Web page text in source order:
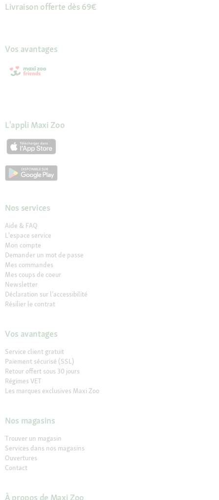
Livraison offerte dès 69€
Vos avantages
L'appli Maxi Zoo
Nos services
Aide & FAQ
L'espace service
Mon compte
Demander un mot de passe
Mes commandes
Mes coups de coeur
Newsletter
Déclaration sur l’accessibilité
Résilier le contrat
Vos avantages
Service client gratuit
Paiement sécurisé (SSL)
Retour offert sous 30 jours
Régimes VET
Les marques exclusives Maxi Zoo
Nos magasins
Trouver un magasin
Services dans nos magasins
Ouvertures
Contact
À propos de Maxi Zoo